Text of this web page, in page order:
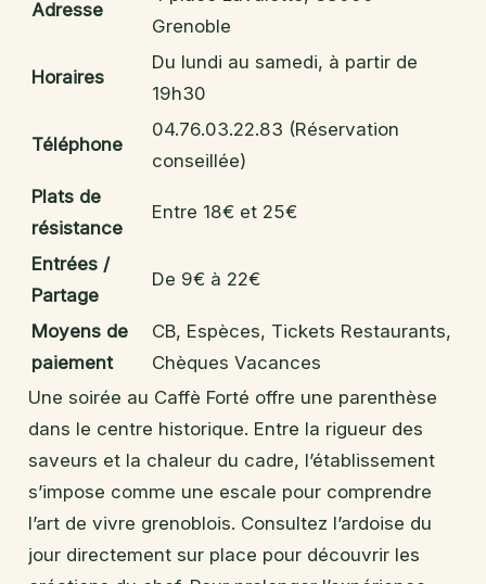
Adresse
Grenoble
Horaires
Du lundi au samedi, à partir de
19h30
Téléphone
04.76.03.22.83 (Réservation
conseillée)
Plats de
résistance
Entre 18€ et 25€
Entrées /
Partage
De 9€ à 22€
Moyens de
paiement
CB, Espèces, Tickets Restaurants,
Chèques Vacances
Une soirée au Caffè Forté offre une parenthèse
dans le centre historique. Entre la rigueur des
saveurs et la chaleur du cadre, l’établissement
s’impose comme une escale pour comprendre
l’art de vivre grenoblois. Consultez l’ardoise du
jour directement sur place pour découvrir les